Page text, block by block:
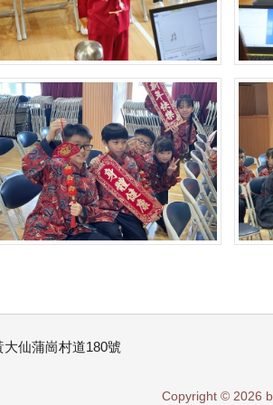
大仙蒲崗村道180號
Copyright © 2026